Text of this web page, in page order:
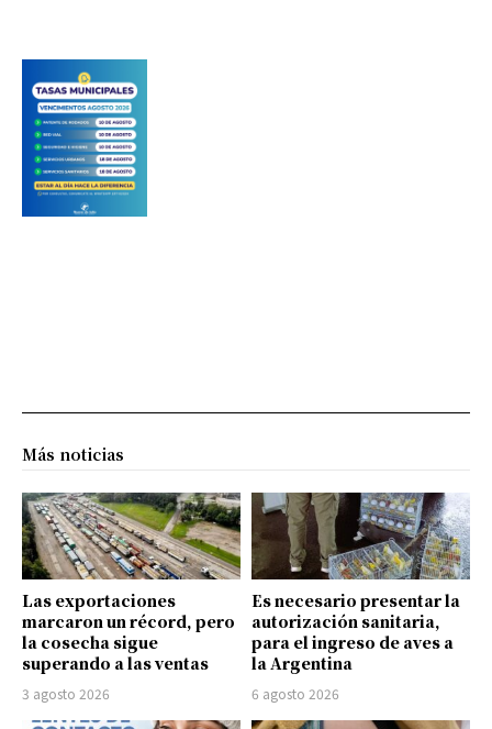
Más noticias
Las exportaciones
marcaron un récord, pero
la cosecha sigue
superando a las ventas
3 agosto 2026
Es necesario presentar la
autorización sanitaria,
para el ingreso de aves a
la Argentina
6 agosto 2026